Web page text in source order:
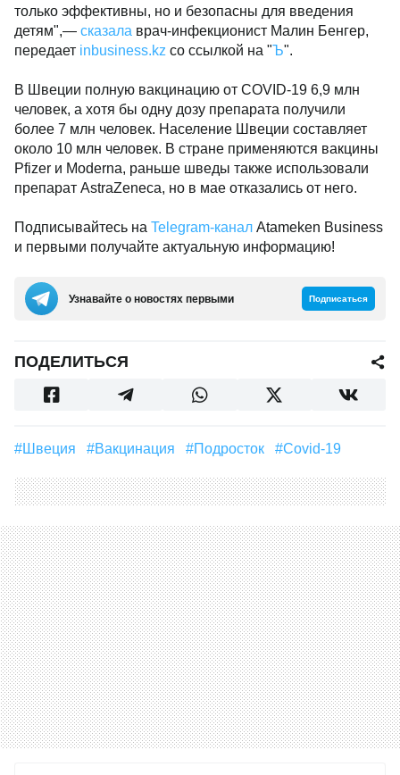
только эффективны, но и безопасны для введения
детям",— сказала врач-инфекционист Малин Бенгер,
передает inbusiness.kz со ссылкой на "Ъ".
В Швеции полную вакцинацию от COVID-19 6,9 млн
человек, а хотя бы одну дозу препарата получили
более 7 млн человек. Население Швеции составляет
около 10 млн человек. В стране применяются вакцины
Pfizer и Moderna, раньше шведы также использовали
препарат AstraZeneca, но в мае отказались от него.
Подписывайтесь на Telegram-канал Atameken Business
и первыми получайте актуальную информацию!
Узнавайте о новостях первыми Подписаться
ПОДЕЛИТЬСЯ
#Швеция #вакцинация #Подросток #Covid-19